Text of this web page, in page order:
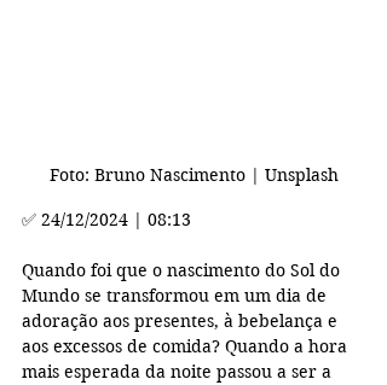
Foto: Bruno Nascimento | Unsplash
✅ 24/12/2024 | 08:13
Quando foi que o nascimento do Sol do
Mundo se transformou em um dia de
adoração aos presentes, à bebelança e
aos excessos de comida? Quando a hora
mais esperada da noite passou a ser a